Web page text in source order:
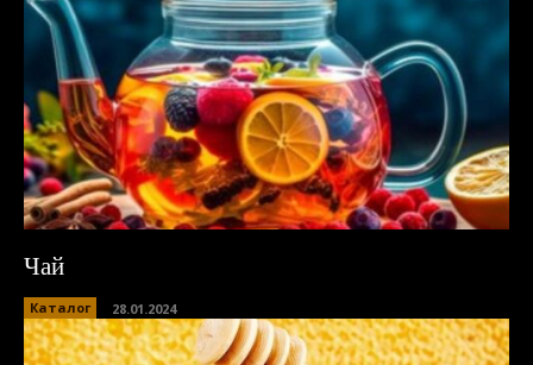
Чай
Каталог 28.01.2024